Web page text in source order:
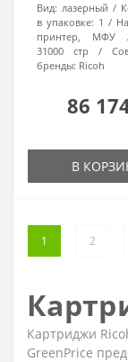
Вид: лазерный
в упаковке: 1
принтер, МФУ
31000 стр
бренды: Ricoh
86
В
1 2
Картриджи
GreenPrice